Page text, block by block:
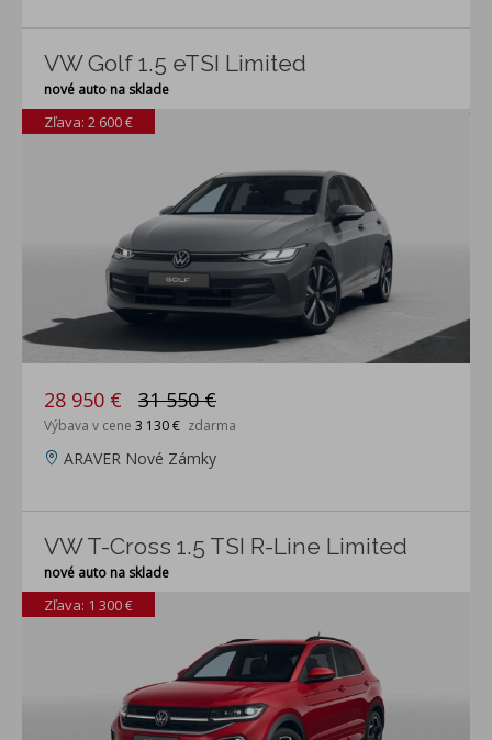
VW Golf 1.5 eTSI Limited
nové auto na sklade
Zľava: 2 600 €
28 950 € 31 550 €
Výbava v cene 3 130 € zdarma
ARAVER Nové Zámky
VW T-Cross 1.5 TSI R-Line Limited
nové auto na sklade
Zľava: 1 300 €